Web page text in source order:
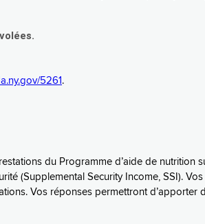
5261.
du Programme d’aide de nutrition
(Supplemental Security Income, SSI).
Vos réponses permettront d’apporter